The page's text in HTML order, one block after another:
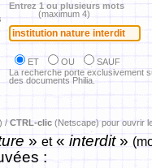
Entrez 1 ou plusieurs mots
(maximum 4)
ET OU SAUF
La recherche porte exclusivement
des documents Philia.
/ CTRL-clic (Netscape) pour ouvrir
» et« interdit»
: